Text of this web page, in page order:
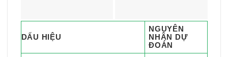
DẤU HIỆU
NGUYÊN
NHÂN DỰ
ĐOÁN